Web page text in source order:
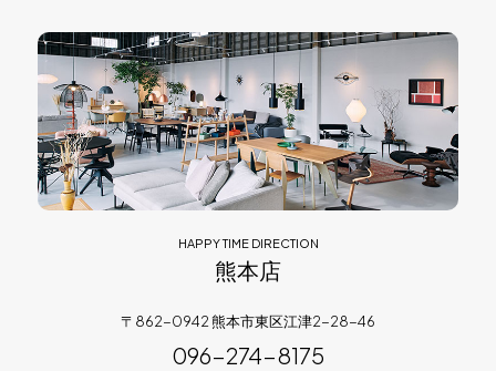
HAPPY TIME DIRECTION
熊本店
〒862-0942 熊本市東区江津2-28-46
096-274-8175